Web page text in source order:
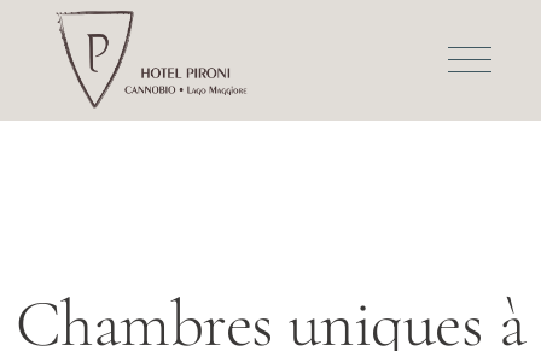
Chambres uniques à